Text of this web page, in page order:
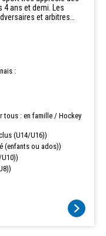
4 ans et demi. Les
et arbitres
la compétition
d'équipes en Ile
:
tous : en famille / Hockey
(U14/U16))
(enfants ou ados))